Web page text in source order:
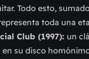
Todo esto,
toda una
Club (1997): un
en su disco